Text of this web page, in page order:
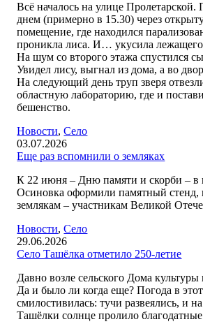
Всё началось на улице
днем (примерно в 15.30) через
помещение, где находился
проникла лиса. И… укусила лежащего
На шум со второго этажа спустился
Увидел лису, выгнал из дома, а во
На следующий день труп зверя
областную лабораторию, где и
бешенство.
Новости,Село
03.07.2026
Еще раз вспомнили о земляках
К 22 июня – Дню памяти и скорби – в
Осиновка оформили памятный
землякам – участникам Великой
Новости,Село
29.06.2026
Село Ташёлка отметило 250-летие
Давно возле сельского Дома
Да и было ли когда еще? Погода в
смилостивилась: тучи развеялись, и
Ташёлки солнце пролило